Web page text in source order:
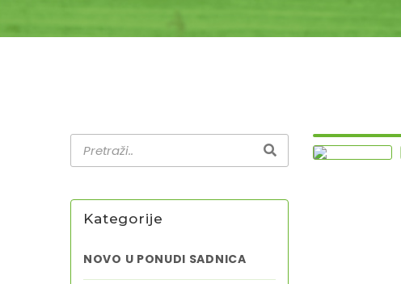
Kategorije
NOVO U PONUDI SADNICA